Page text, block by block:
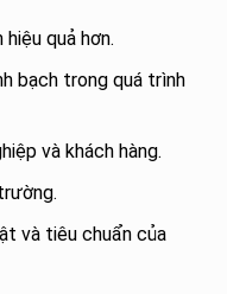
quả hơn.
bạch trong quá trình
và khách hàng.
và tiêu chuẩn của